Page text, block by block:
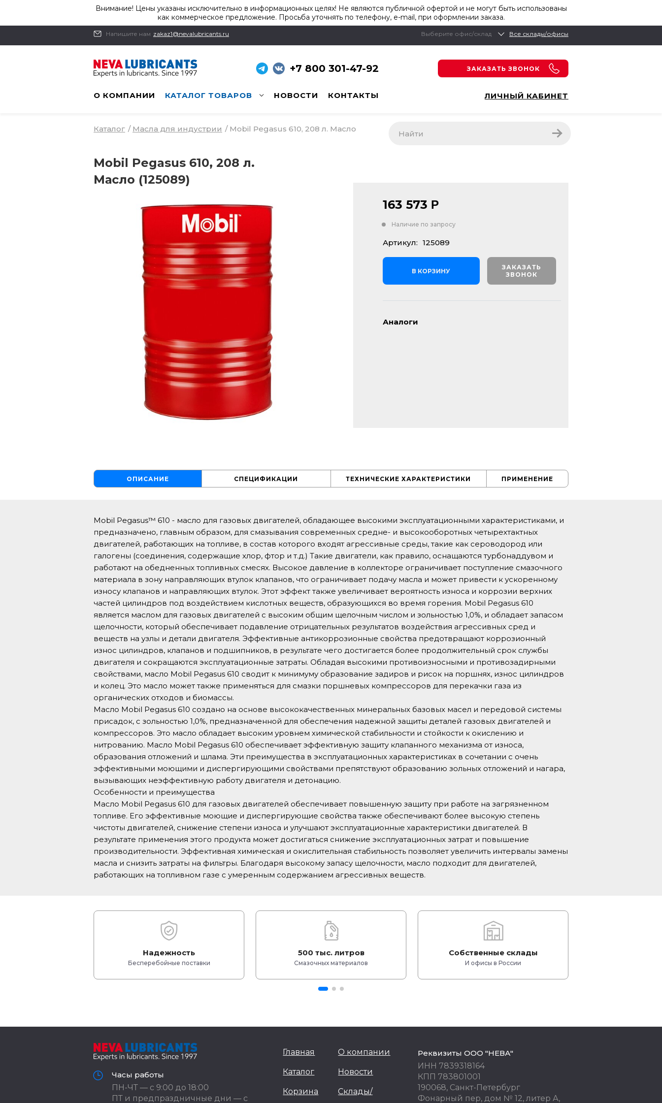
Внимание! Цены указаны исключительно в информационных целях! Не являются публичной офертой и не могут быть использованы
как коммерческое предложение. Просьба уточнять по телефону, e-mail, при оформлении заказа.
Напишите нам zakaz1@nevalubricants.ru Выберите офис/склад Все склады/офисы
+7 800 301-47-92 ЗАКАЗАТЬ ЗВОНОК
О КОМПАНИИ КАТАЛОГ ТОВАРОВ НОВОСТИ КОНТАКТЫ ЛИЧНЫЙ КАБИНЕТ
Каталог / Масла для индустрии / Mobil Pegasus 610, 208 л. Масло
Mobil Pegasus 610, 208 л.
Масло (125089)
163 573 Р
Наличие по запросу
Артикул: 125089
В КОРЗИНУ
ЗАКАЗАТЬ
ЗВОНОК
Аналоги
ОПИСАНИЕ СПЕЦИФИКАЦИИ ТЕХНИЧЕСКИЕ ХАРАКТЕРИСТИКИ ПРИМЕНЕНИЕ
Mobil Pegasus™ 610 - масло для газовых двигателей, обладающее высокими эксплуатационными характеристиками, и
предназначено, главным образом, для смазывания современных средне- и высокооборотных четырехтактных
двигателей, работающих на топливе, в состав которого входят агрессивные среды, такие как сероводород или
галогены (соединения, содержащие хлор, фтор и т.д.) Такие двигатели, как правило, оснащаются турбонаддувом и
работают на обедненных топливных смесях. Высокое давление в коллекторе ограничивает поступление смазочного
материала в зону направляющих втулок клапанов, что ограничивает подачу масла и может привести к ускоренному
износу клапанов и направляющих втулок. Этот эффект также увеличивает вероятность износа и коррозии верхних
частей цилиндров под воздействием кислотных веществ, образующихся во время горения. Mobil Pegasus 610
является маслом для газовых двигателей с высоким общим щелочным числом и зольностью 1,0%, и обладает запасом
щелочности, который обеспечивает подавление отрицательных результатов воздействия агрессивных сред и
веществ на узлы и детали двигателя. Эффективные антикоррозионные свойства предотвращают коррозионный
износ цилиндров, клапанов и подшипников, в результате чего достигается более продолжительный срок службы
двигателя и сокращаются эксплуатационные затраты. Обладая высокими противоизносными и противозадирными
свойствами, масло Mobil Pegasus 610 сводит к минимуму образование задиров и рисок на поршнях, износ цилиндров
и колец. Это масло может также применяться для смазки поршневых компрессоров для перекачки газа из
органических отходов и биомассы.
Масло Mobil Pegasus 610 создано на основе высококачественных минеральных базовых масел и передовой системы
присадок, с зольностью 1,0%, предназначенной для обеспечения надежной защиты деталей газовых двигателей и
компрессоров. Это масло обладает высоким уровнем химической стабильности и стойкости к окислению и
нитрованию. Масло Mobil Pegasus 610 обеспечивает эффективную защиту клапанного механизма от износа,
образования отложений и шлама. Эти преимущества в эксплуатационных характеристиках в сочетании с очень
эффективными моющими и диспергирующими свойствами препятствуют образованию зольных отложений и нагара,
вызывающих неэффективную работу двигателя и детонацию.
Особенности и преимущества
Масло Mobil Pegasus 610 для газовых двигателей обеспечивает повышенную защиту при работе на загрязненном
топливе. Его эффективные моющие и диспергирующие свойства также обеспечивают более высокую степень
чистоты двигателей, снижение степени износа и улучшают эксплуатационные характеристики двигателей. В
результате применения этого продукта может достигаться снижение эксплуатационных затрат и повышение
производительности. Эффективная химическая и окислительная стабильность позволяет увеличить интервалы замены
масла и снизить затраты на фильтры. Благодаря высокому запасу щелочности, масло подходит для двигателей,
работающих на топливном газе с умеренным содержанием агрессивных веществ.
Надежность
Бесперебойные поставки
500 тыс. литров
Смазочных материалов
Собственные склады
И офисы в России
Часы работы
ПН-ЧТ — с 9:00 до 18:00
ПТ и предпраздничные дни — с
Главная
Каталог
Корзина
О компании
Новости
Склады/
Реквизиты ООО "НЕВА"
ИНН 7839318164
КПП 783801001
190068, Санкт-Петербург
Фонарный пер, дом № 12, литер А,